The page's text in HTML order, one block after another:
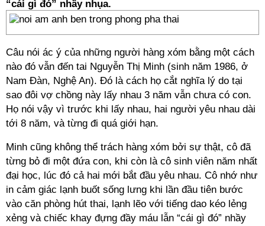
“cái gì đó” nhầy nhụa.
Câu nói ác ý của những người hàng xóm bằng một cách
nào đó vẫn đến tai Nguyễn Thị Minh (sinh năm 1986, ở
Nam Đàn, Nghệ An). Đó là cách họ cắt nghĩa lý do tại
sao đôi vợ chồng này lấy nhau 3 năm vẫn chưa có con.
Họ nói vậy vì trước khi lấy nhau, hai người yêu nhau dài
tới 8 năm, và từng đi quá giới hạn.
Minh cũng không thể trách hàng xóm bởi sự thật, cô đã
từng bỏ đi một đứa con, khi còn là cô sinh viên năm nhất
đại học, lúc đó cả hai mới bắt đầu yêu nhau. Cô nhớ như
in cảm giác lạnh buốt sống lưng khi lần đầu tiên bước
vào căn phòng hút thai, lạnh lẽo với tiếng dao kéo lẻng
xẻng và chiếc khay đựng đầy máu lẫn “cái gì đó” nhầy